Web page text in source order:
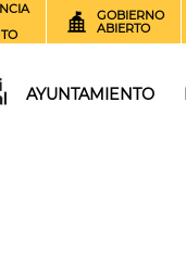
GOBIERNO
ABIERTO
AYUNTAMIENTO